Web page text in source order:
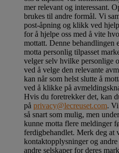
mer relevant og interessant.
brukes til andre formål. Vi
post-åpning og klikk ved
for å hjelpe oss med å vite
mottatt. Denne behandlingen
motta personlig tilpasset
velger selv hvilke personlige
ved å velge den relevante
kan når som helst slutte å
ved å klikke på
Hvis du foretrekker det, kan
på privacy@lecreuset.com.
så snart som mulig, men
kunne motta flere meldinger
ferdigbehandlet. Merk deg at
kontaktopplysninger og
andre selskaper for deres